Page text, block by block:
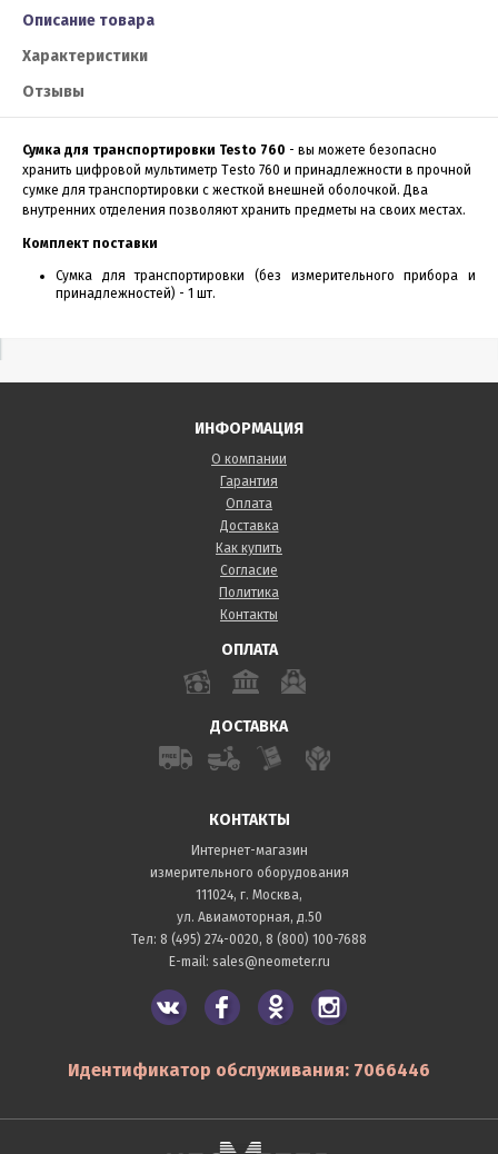
Описание товара
Характеристики
Отзывы
Сумка для транспортировки Testo 760 - вы можете безопасно
хранить цифровой мультиметр Тesto 760 и принадлежности в прочной
сумке для транспортировки с жесткой внешней оболочкой. Два
внутренних отделения позволяют хранить предметы на своих местах.
Комплект поставки
Сумка для транспортировки (без измерительного прибора и
принадлежностей) - 1 шт.
ИНФОРМАЦИЯ
О компании
Гарантия
Оплата
Доставка
Как купить
Согласие
Политика
Контакты
ОПЛАТА
ДОСТАВКА
КОНТАКТЫ
Интернет-магазин
измерительного оборудования
111024, г. Москва,
ул. Авиамоторная, д.50
Тел: 8 (495) 274-0020, 8 (800) 100-7688
E-mail: sales@neometer.ru
Идентификатор обслуживания: 7066446